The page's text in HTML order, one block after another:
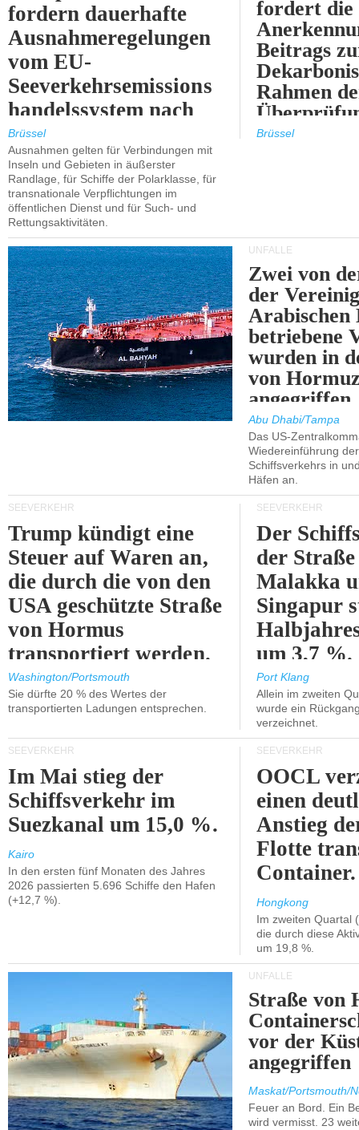
fordern dauerhafte
Ausnahmeregelungen
vom EU-
Seeverkehrsemissions
handelssystem nach
2030.
Brüssel
Ausnahmen gelten für Verbindungen mit
Inseln und Gebieten in äußerster
Randlage, für Schiffe der Polarklasse, für
transnationale Verpflichtungen im
öffentlichen Dienst und für Such- und
Rettungsaktivitäten.
fordert die
Beitrags
Rahmen
ETS.
Brüssel
UNFÄLLE
Zwei von
der
Arabischen
betriebene
wurden in
von
angegriffen.
Abu Dhabi/Tampa
Das US-
Wiedereinführung
Schiffsverkehrs in
Häfen an.
SEEVERKEHR
Trump kündigt eine
Steuer auf Waren an,
die durch die von den
USA geschützte Straße
von Hormus
transportiert werden.
Washington/Portsmouth
Sie dürfte 20 % des Wertes der
transportierten Ladungen entsprechen.
SEEVERKEHR
Der
der
Malakka
Singapur
um 3,7 %.
Port Klang
Allein im zweiten
wurde ein
verzeichnet.
SEEVERKEHR
Im Mai stieg der
Schiffsverkehr im
Suezkanal um 15,0 %.
Kairo
In den ersten fünf Monaten des Jahres
2026 passierten 5.696 Schiffe den Hafen
(+12,7 %).
SEEVERKEHR
OOCL
einen
Anstieg
Flotte
Container.
Hongkong
Im zweiten Quartal
die durch diese
um 19,8 %.
UNFÄLLE
Straße von
vor der
angegriffen
Maskat/Portsmouth/
Feuer an Bord. Ein
wird vermisst. 23